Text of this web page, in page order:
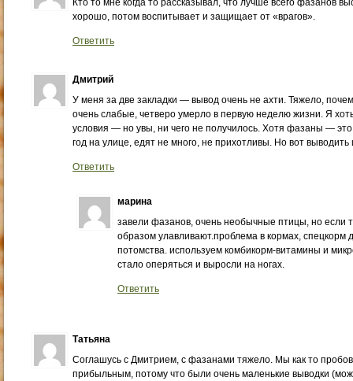
Кто то мне когда то рассказывал, что лучше всего фазанов
хорошо, потом воспитывает и защищает от «врагов».
Ответить
Дмитрий
У меня за две закладки — вывод очень не ахти. Тяжело,
очень слабые, четверо умерло в первую неделю жизни. Я
условия — но увы, ни чего не получилось. Хотя фазаны —
год на улице, едят не много, не прихотливы. Но вот
Ответить
марина
завели фазанов, очень необычные птицы, но если
образом улавливают.проблема в кормах, спецкорм
потомства. используем комбикорм-витамины и
стало оперяться и выросли на ногах.
Ответить
Татьяна
Соглашусь с Дмитрием, с фазанами тяжело. Мы как то
прибыльным, потому что были очень маленькие выводки